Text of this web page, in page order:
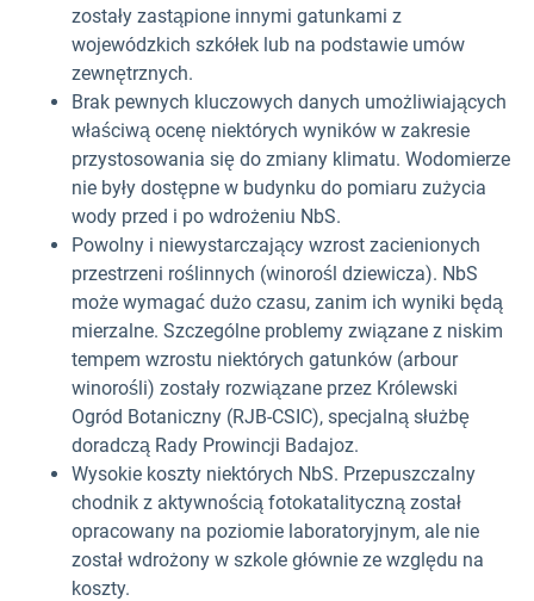
zostały zastąpione innymi gatunkami z
wojewódzkich szkółek lub na podstawie umów
zewnętrznych.
Brak pewnych kluczowych danych umożliwiających
właściwą ocenę niektórych wyników w zakresie
przystosowania się do zmiany klimatu. Wodomierze
nie były dostępne w budynku do pomiaru zużycia
wody przed i po wdrożeniu NbS.
Powolny i niewystarczający wzrost zacienionych
przestrzeni roślinnych (winorośl dziewicza). NbS
może wymagać dużo czasu, zanim ich wyniki będą
mierzalne. Szczególne problemy związane z niskim
tempem wzrostu niektórych gatunków (arbour
winorośli) zostały rozwiązane przez Królewski
Ogród Botaniczny (RJB-CSIC), specjalną służbę
doradczą Rady Prowincji Badajoz.
Wysokie koszty niektórych NbS. Przepuszczalny
chodnik z aktywnością fotokatalityczną został
opracowany na poziomie laboratoryjnym, ale nie
został wdrożony w szkole głównie ze względu na
koszty.